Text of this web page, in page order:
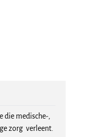
die medische-,
zorg verleent.